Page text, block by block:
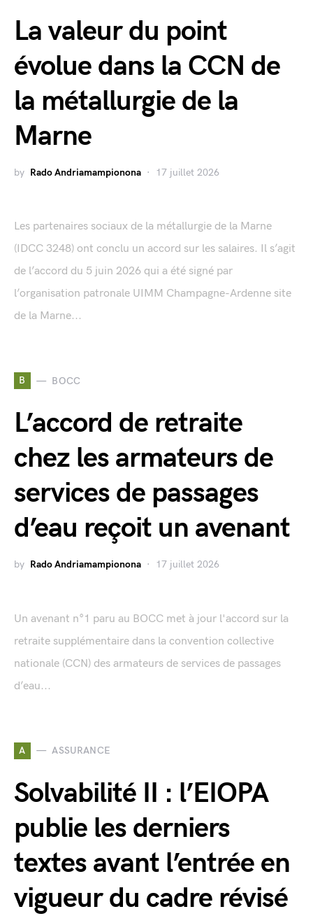
La valeur du point
évolue dans la CCN de
la métallurgie de la
Marne
by Rado Andriamampionona 17 juillet 2026
Les partenaires sociaux de la métallurgie de la Marne
(IDCC 3248) ont conclu un accord sur les salaires. Il s’agit
de l’accord du 5 juin 2026 qui a été signé par
l’organisation patronale UIMM Champagne-Ardenne site
de la Marne...
B BOCC
L’accord de retraite
chez les armateurs de
services de passages
d’eau reçoit un avenant
by Rado Andriamampionona 17 juillet 2026
Un avenant n°1 paru au BOCC met à jour l'accord sur la
retraite supplémentaire dans la convention collective
nationale (CCN) des armateurs de services de passages
d’eau...
A ASSURANCE
Solvabilité II : l’EIOPA
publie les derniers
textes avant l’entrée en
vigueur du cadre révisé